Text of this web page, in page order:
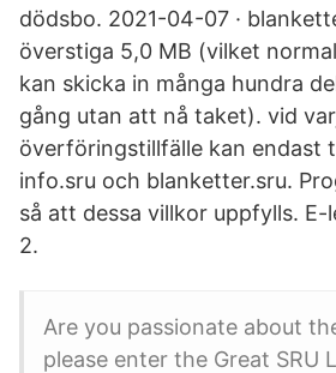
dödsbo. 2021-04-07 ·
överstiga 5,0 MB (vilket
kan skicka in många hundra
gång utan att nå taket). vid
överföringstillfälle kan endast
info.sru och blanketter.sru.
så att dessa villkor uppfylls.
2.
Are you passionate about
please enter the Great SRU